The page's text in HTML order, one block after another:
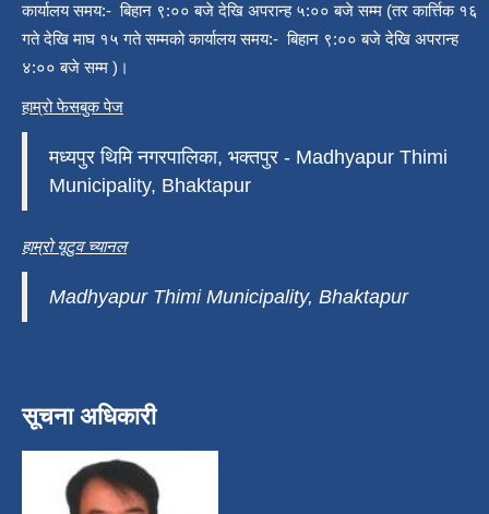
कार्यालय समय:- बिहान ९:०० बजे देखि अपरान्ह ५:०० बजे सम्म (तर कार्त्तिक १६
गते देखि माघ १५ गते सम्मको कार्यालय समय:- बिहान ९:०० बजे देखि अपरान्ह
४:०० बजे सम्म )।
हाम्रो फेसबुक पेज
मध्यपुर थिमि नगरपालिका, भक्तपुर - Madhyapur Thimi
Municipality, Bhaktapur
हाम्रो यूटुव च्यानल
Madhyapur Thimi Municipality, Bhaktapur
सूचना अधिकारी